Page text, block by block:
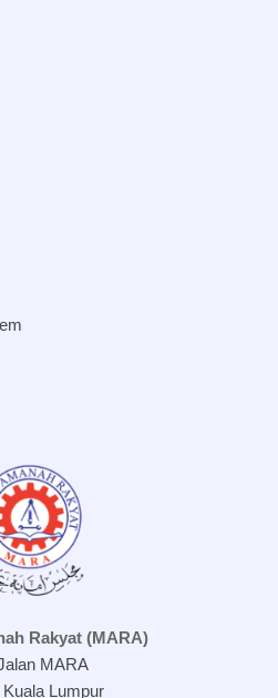
Rakyat (MARA)
MARA
Kuala Lumpur